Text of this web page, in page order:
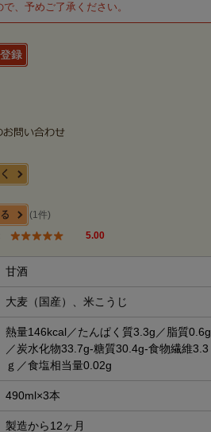
、予めご了承ください。
(1件)
5.00
甘酒
大麦（国産）、米こうじ
熱量146kcal／たんぱく質3.3g／脂質0.6g
／炭水化物33.7g-糖質30.4g-食物繊維3.3
ｇ／食塩相当量0.02g
490ml×3本
製造から12ヶ月